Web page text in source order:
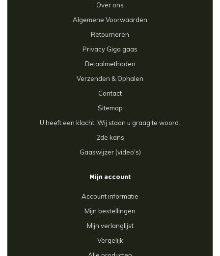
Over ons
Algemene Voorwaarden
Retourneren
Privacy Giga gaas
Betaalmethoden
Verzenden & Ophalen
Contact
Sitemap
U heeft een klacht. Wij staan u graag te woord.
2de kans
Gaaswijzer (video's)
Mijn account
Account informatie
Mijn bestellingen
Mijn verlanglijst
Vergelijk